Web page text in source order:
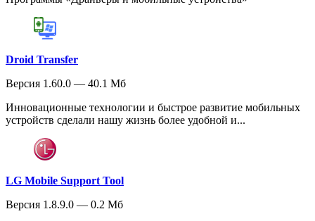
Droid Transfer
Версия 1.60.0 — 40.1 Мб
Инновационные технологии и быстрое развитие мобильных
устройств сделали нашу жизнь более удобной и...
LG Mobile Support Tool
Версия 1.8.9.0 — 0.2 Мб